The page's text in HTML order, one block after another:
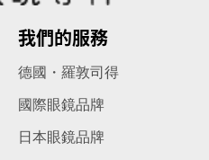
我們的服務
德國・羅敦司得
國際眼鏡品牌
日本眼鏡品牌